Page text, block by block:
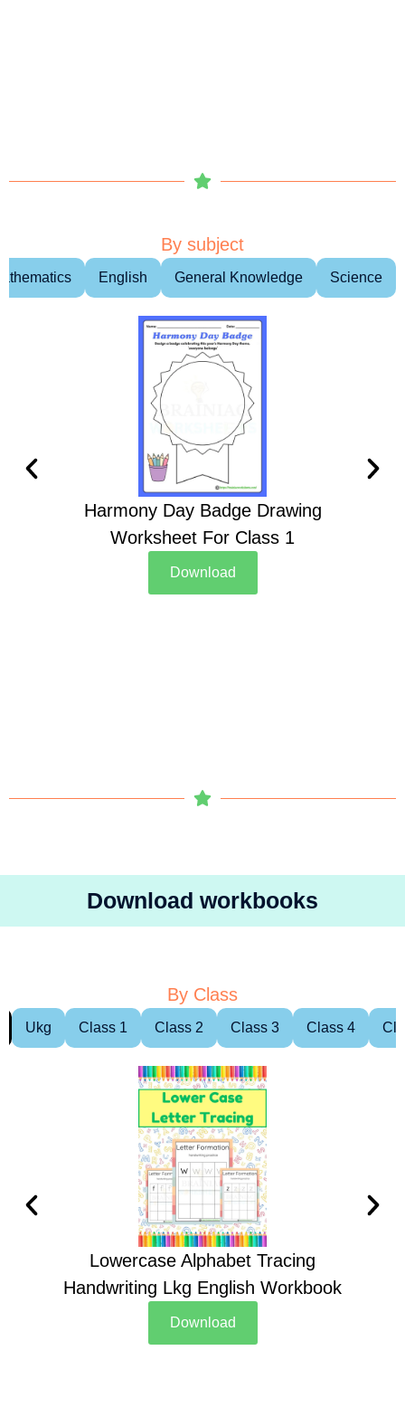
By subject
English General Knowledge Science
Harmony Day Badge Drawing
Worksheet For Class 1
Download
Download workbooks
By Class
Ukg Class 1 Class 2 Class 3 Class 4
Lowercase Alphabet Tracing
Handwriting Lkg English Workbook
Download